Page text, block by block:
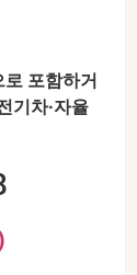
포함하거
기차·자율